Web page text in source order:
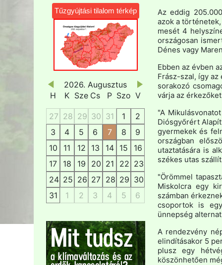
Tűzgyújtási tilalom térkép
2026. Augusztus
H
K Sze Cs P Szo V
27 28 29 30 31 1
2
3
4 5 6 7 8
9
10
11 12 13 14 15
16
17
18 19 20 21 22 23
24 25 26 27 28 29 30
31
1 2 3 4 5 6
Az eddig
azok a
mesét 4
országosan
Dénes vagy
Ebben az évben
Frász-szal, így az
sorakozó
várja az
"A
Diósgyőrért
gyermekek és
országban
utaztatására is
székes utas
"Örömmel
Miskolcra egy
számban
csoportok is
ünnepség
A rendezvény
elindításakor 5
plusz egy
köszönhetően